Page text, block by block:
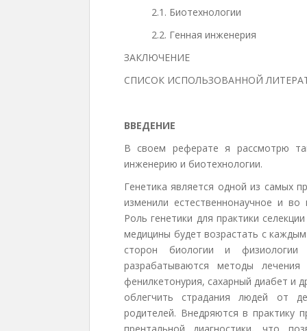
2.1. Биотехнологии
2.2. Генная инженерия
ЗАКЛЮЧЕНИЕ
СПИСОК ИСПОЛЬЗОВАННОЙ
ВВЕДЕНИЕ
В своем реферате я рассмотрю
инженерию и биотехнологии.
Генетика является одной из самых
изменили естественнонаучное и
Роль генетики для практики
медицины будет возрастать с
сторон биологии и физиологии
разрабатываются методы
фенилкетонурия, сахарный диабет и
облегчить страдания людей от
родителей. Внедряются в практику